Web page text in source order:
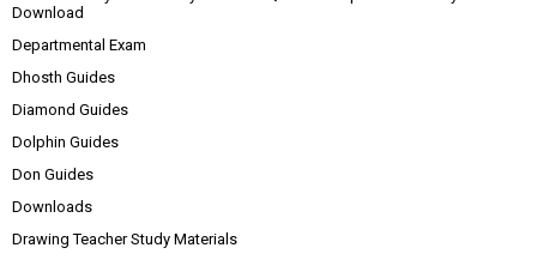
Download
Departmental Exam
Dhosth Guides
Diamond Guides
Dolphin Guides
Don Guides
Downloads
Drawing Teacher Study Materials